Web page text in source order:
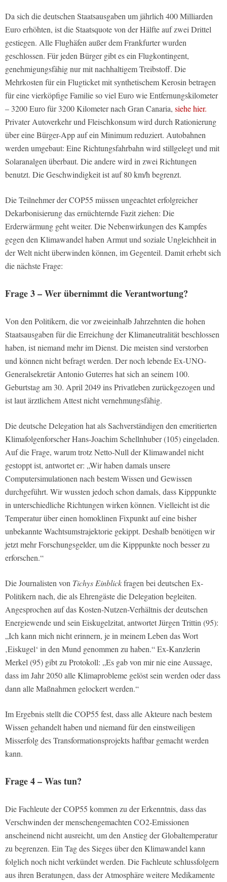
Da sich die deutschen Staatsausgaben um jährlich 400 Milliarden
Euro erhöhten, ist die Staatsquote von der Hälfte auf zwei Drittel
gestiegen. Alle Flughäfen außer dem Frankfurter wurden
geschlossen. Für jeden Bürger gibt es ein Flugkontingent,
genehmigungsfähig nur mit nachhaltigem Treibstoff. Die
Mehrkosten für ein Flugticket mit synthetischem Kerosin betragen
für eine vierköpfige Familie so viel Euro wie Entfernungskilometer
– 3200 Euro für 3200 Kilometer nach Gran Canaria, siehe hier.
Privater Autoverkehr und Fleischkonsum wird durch Rationierung
über eine Bürger-App auf ein Minimum reduziert. Autobahnen
werden umgebaut: Eine Richtungsfahrbahn wird stillgelegt und mit
Solaranalgen überbaut. Die andere wird in zwei Richtungen
benutzt. Die Geschwindigkeit ist auf 80 km/h begrenzt.
Die Teilnehmer der COP55 müssen ungeachtet erfolgreicher
Dekarbonisierung das ernüchternde Fazit ziehen: Die
Erderwärmung geht weiter. Die Nebenwirkungen des Kampfes
gegen den Klimawandel haben Armut und soziale Ungleichheit in
der Welt nicht überwinden können, im Gegenteil. Damit erhebt sich
die nächste Frage:
Frage 3 – Wer übernimmt die Verantwortung?
Von den Politikern, die vor zweieinhalb Jahrzehnten die hohen
Staatsausgaben für die Erreichung der Klimaneutralität beschlossen
haben, ist niemand mehr im Dienst. Die meisten sind verstorben
und können nicht befragt werden. Der noch lebende Ex-UNO-
Generalsekretär Antonio Guterres hat sich an seinem 100.
Geburtstag am 30. April 2049 ins Privatleben zurückgezogen und
ist laut ärztlichem Attest nicht vernehmungsfähig.
Die deutsche Delegation hat als Sachverständigen den emeritierten
Klimafolgenforscher Hans-Joachim Schellnhuber (105) eingeladen.
Auf die Frage, warum trotz Netto-Null der Klimawandel nicht
gestoppt ist, antwortet er: „Wir haben damals unsere
Computersimulationen nach bestem Wissen und Gewissen
durchgeführt. Wir wussten jedoch schon damals, dass Kipppunkte
in unterschiedliche Richtungen wirken können. Vielleicht ist die
Temperatur über einen homoklinen Fixpunkt auf eine bisher
unbekannte Wachtsumstrajektorie gekippt. Deshalb benötigen wir
jetzt mehr Forschungsgelder, um die Kipppunkte noch besser zu
erforschen.“
Die Journalisten von Tichys Einblickfragen bei deutschen Ex-
Politikern nach, die als Ehrengäste die Delegation begleiten.
Angesprochen auf das Kosten-Nutzen-Verhältnis der deutschen
Energiewende und sein Eiskugelzitat, antwortet Jürgen Trittin (95):
„Ich kann mich nicht erinnern, je in meinem Leben das Wort
‚Eiskugel‘ in den Mund genommen zu haben.“ Ex-Kanzlerin
Merkel (95) gibt zu Protokoll: „Es gab von mir nie eine Aussage,
dass im Jahr 2050 alle Klimaprobleme gelöst sein werden oder dass
dann alle Maßnahmen gelockert werden.“
Im Ergebnis stellt die COP55 fest, dass alle Akteure nach bestem
Wissen gehandelt haben und niemand für den einstweiligen
Misserfolg des Transformationsprojekts haftbar gemacht werden
kann.
Frage 4 – Was tun?
Die Fachleute der COP55 kommen zu der Erkenntnis, dass das
Verschwinden der menschengemachten CO2-Emissionen
anscheinend nicht ausreicht, um den Anstieg der Globaltemperatur
zu begrenzen. Ein Tag des Sieges über den Klimawandel kann
folglich noch nicht verkündet werden. Die Fachleute schlussfolgern
aus ihren Beratungen, dass der Atmosphäre weitere Medikamente